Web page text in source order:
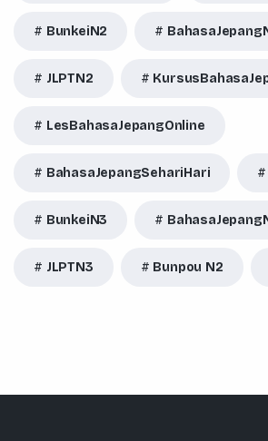
BunkeiN2
JLPTN2
LesBahasaJepangOnline
BahasaJepangSehariHari
BunkeiN3
JLPTN3 Bunpou N2